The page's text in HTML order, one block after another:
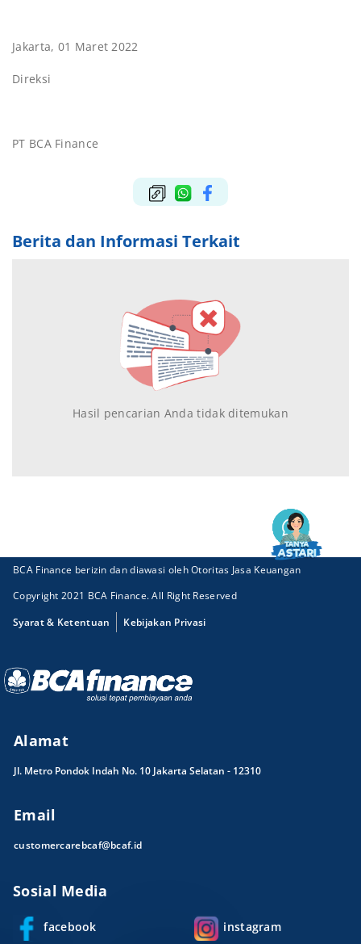
Jakarta, 01 Maret 2022
Direksi
PT BCA Finance
Berita dan Informasi Terkait
Hasil pencarian Anda tidak ditemukan
BCA Finance berizin dan diawasi oleh Otoritas Jasa Keuangan
Copyright 2021 BCA Finance. All Right Reserved
Syarat & Ketentuan
Kebijakan Privasi
Alamat
Jl. Metro Pondok Indah No. 10 Jakarta Selatan - 12310
Email
customercarebcaf@bcaf.id
Sosial Media
facebook instagram